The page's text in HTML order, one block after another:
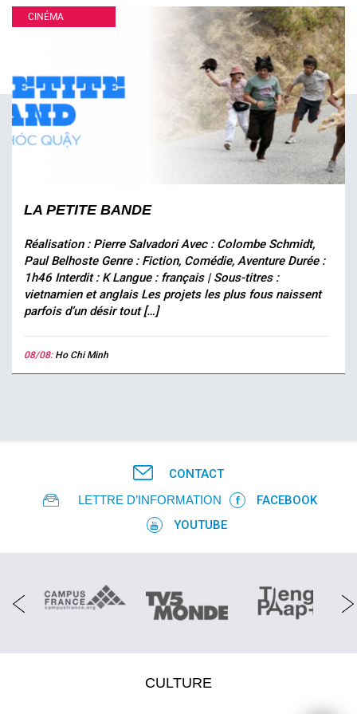
CINÉMA
LA PETITE BANDE
Réalisation : Pierre Salvadori Avec : Colombe Schmidt,
Paul Belhoste Genre : Fiction, Comédie, Aventure Durée :
1h46 Interdit : K Langue : français | Sous-titres :
vietnamien et anglais Les projets les plus fous naissent
parfois d’un désir tout […]
08/08: Ho Chi Minh
CONTACT
LETTRE D’INFORMATION
FACEBOOK
YOUTUBE
CULTURE